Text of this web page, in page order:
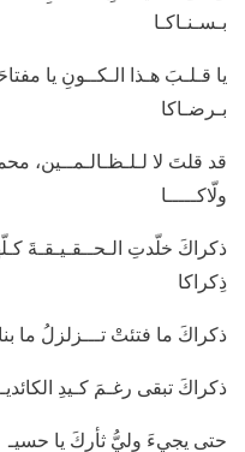
بـسـنـاكـا
يا قـلـبَ هـذا الـكــونِ يا
بـرضـاكا
قد قلتَ لا لـلـظـالـمــين،
ولّاكـــــا
ذكراكَ خلّدتِ الـحــقـيـقـةَ
ذِكراكا
ذكراكَ ما فتئتْ تـــزلزلُ ما
ذكراكَ تبقى رغـمَ كـيدِ
حتى يجيءَ وليُّ ثأرِكَ يا حسيـ